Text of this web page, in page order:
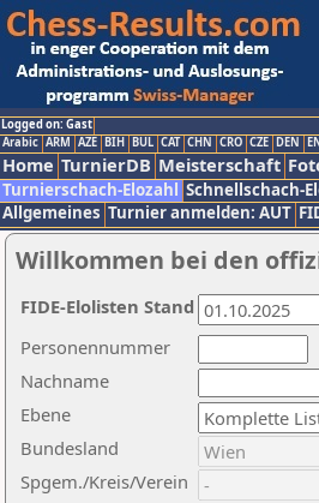
Logged on: Gast
Arabic ARM AZE BIH BUL CAT CHN CRO CZE DEN
Home TurnierDB Meisterschaft
Turnierschach-Elozahl Schnellschach-
Allgemeines Turnier anmelden: AUT
Willkommen bei den
Nachname
Ebene
Personennummer
Bundesland
Spgem./Kreis/Verein
FIDE-Elolisten Stand